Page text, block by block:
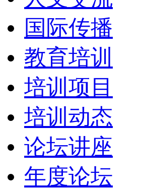
国际传播
教育培训
培训项目
培训动态
论坛讲座
年度论坛